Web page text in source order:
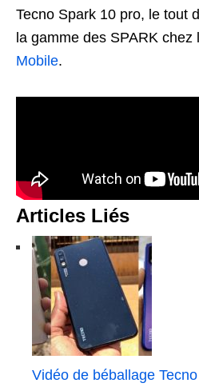
Tecno Spark 10 pro, le tout
la gamme des SPARK chez
Mobile.
Articles Liés
Vidéo de béballage